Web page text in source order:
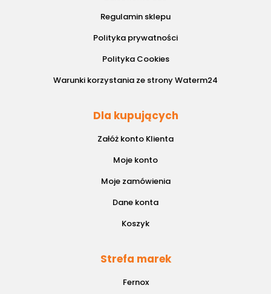
Regulamin sklepu
Polityka prywatności
Polityka Cookies
Warunki korzystania ze strony Waterm24
Dla kupujących
Załóż konto Klienta
Moje konto
Moje zamówienia
Dane konta
Koszyk
Strefa marek
Fernox